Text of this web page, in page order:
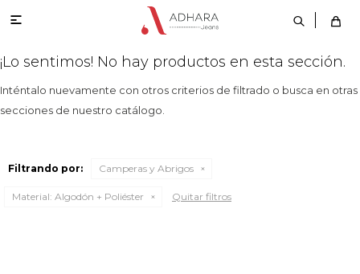

¡Lo sentimos! No hay productos en esta sección.
Inténtalo nuevamente con otros criterios de filtrado o busca en otras
secciones de nuestro catálogo.
Filtrando por: Camperas y Abrigos
Material: Algodón + Poliéster Quitar filtros